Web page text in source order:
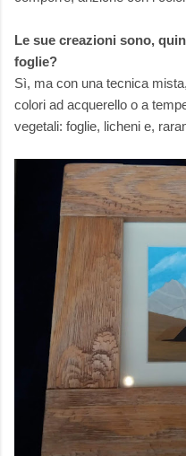
Le sue creazioni sono,
foglie?
Sì, ma con una tecnica
colori ad acquerello o a
vegetali: foglie, licheni e,